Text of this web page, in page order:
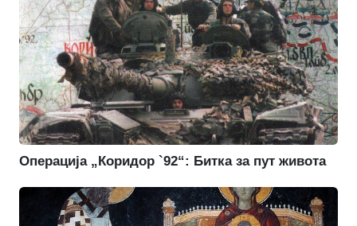
Операција „Коридор `92“: Битка за пут живота